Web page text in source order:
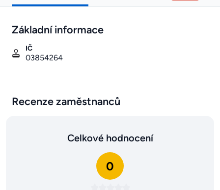
Základní informace
IČ
03854264
Recenze zaměstnanců
Celkové hodnocení
0